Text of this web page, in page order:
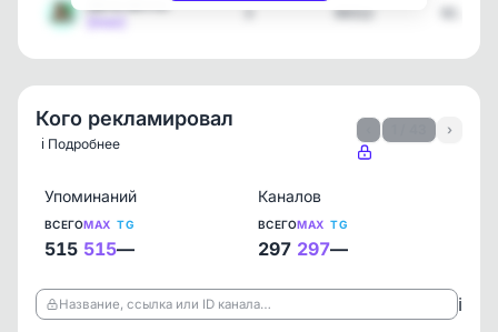
3 94312
Кого рекламировал
ℹ️ Подробнее
›
Упоминаний
ВСЕГО
515
MAX
515
TG
—
Каналов
ВСЕГО
297
MAX
297
TG
—
Название, ссылка или ID канала… ℹ️